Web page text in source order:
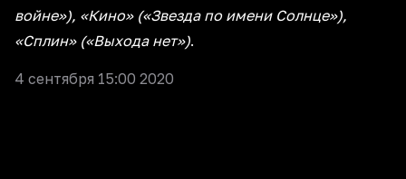
войне»), «Кино» («Звезда по имени Солнце»),
«Сплин» («Выхода нет»).
4 сентября 15:00 2020